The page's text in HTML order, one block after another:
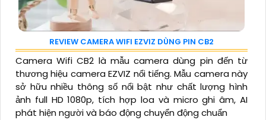
REVIEW CAMERA WIFI EZVIZ DÙNG PIN CB2
Camera Wifi CB2 là mẫu camera dùng pin đến từ
thương hiệu camera EZVIZ nổi tiếng. Mẫu camera này
sở hữu nhiều thông số nổi bật như chất lượng hình
ảnh full HD 1080p, tích hợp loa và micro ghi âm, AI
phát hiện người và báo động chuyển động chuẩn